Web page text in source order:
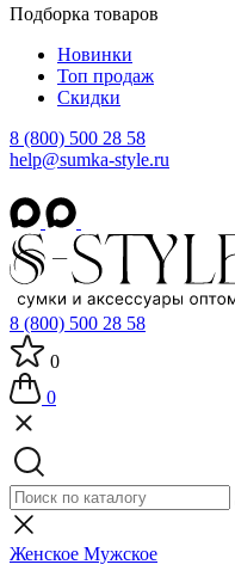
Подборка товаров
Новинки
Топ продаж
Скидки
8 (800) 500 28 58
help@sumka-style.ru
8 (800) 500 28 58
0
0
Женское Мужское